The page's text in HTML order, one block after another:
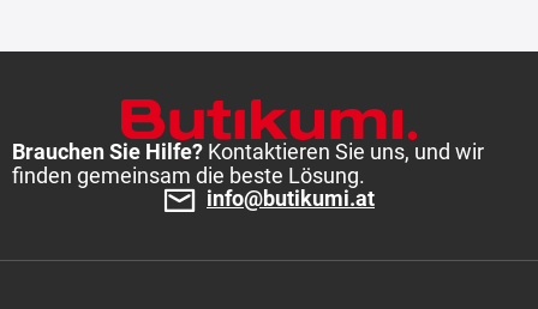
Brauchen Sie Hilfe? Kontaktieren Sie uns, und wir
finden gemeinsam die beste Lösung.
info@butikumi.at